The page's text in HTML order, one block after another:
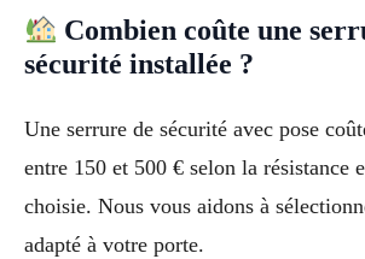
Combien coûte une
sécurité installée ?
Une serrure de sécurité avec pose
entre 150 et 500 € selon la résistance
choisie. Nous vous aidons à
adapté à votre porte.